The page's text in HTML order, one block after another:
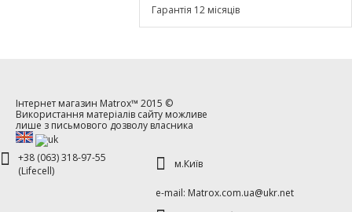
Гарантія 12 місяців
Інтернет магазин Matrox™ 2015 ©
Використання матеріалів сайту можливе
лише з письмового дозволу власника
+38 (063) 318-97-55
(Lifecell)
м.Київ
е-mаil: Matrox.com.ua@ukr.net